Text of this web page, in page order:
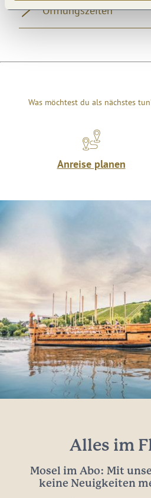
Öffnungszeiten
Was möchtest du als nächstes
Anreise planen
Alles im
Mosel im Abo: Mit
keine Neuigkeiten